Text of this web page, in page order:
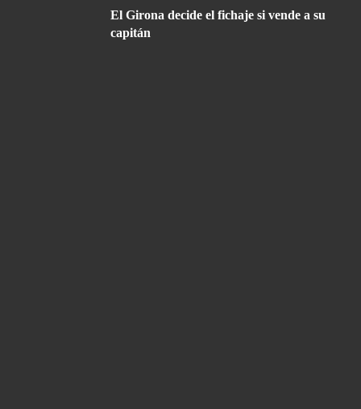
El Girona decide el fichaje si vende a su
capitán